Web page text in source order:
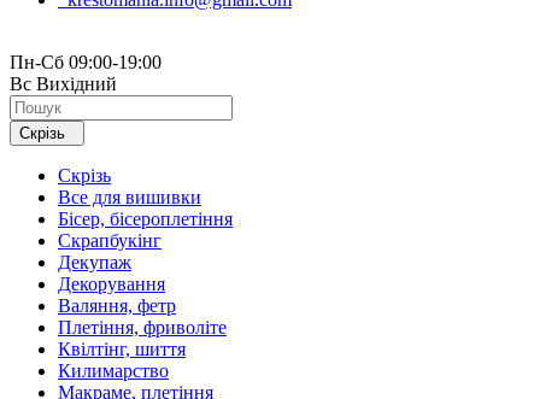
Пн-Сб 09:00-19:00
Вс Вихідний
Скрізь
Скрізь
Все для вишивки
Бісер, бісероплетіння
Скрапбукінг
Декупаж
Декорування
Валяння, фетр
Плетіння, фриволіте
Квілтінг, шиття
Килимарство
Макраме, плетіння